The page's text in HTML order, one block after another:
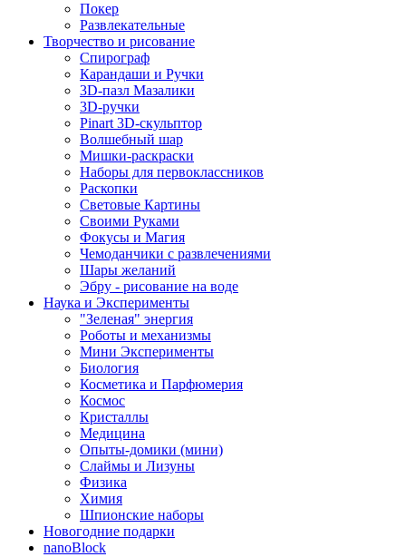
Покер
Развлекательные
Творчество и рисование
Спирограф
Карандаши и Ручки
3D-пазл Мазалики
3D-ручки
Pinart 3D-скульптор
Волшебный шар
Мишки-раскраски
Наборы для первоклассников
Раскопки
Световые Картины
Своими Руками
Фокусы и Магия
Чемоданчики с развлечениями
Шары желаний
Эбру - рисование на воде
Наука и Эксперименты
"Зеленая" энергия
Роботы и механизмы
Мини Эксперименты
Биология
Косметика и Парфюмерия
Космос
Кристаллы
Медицина
Опыты-домики (мини)
Слаймы и Лизуны
Физика
Химия
Шпионские наборы
Новогодние подарки
nanoBlock